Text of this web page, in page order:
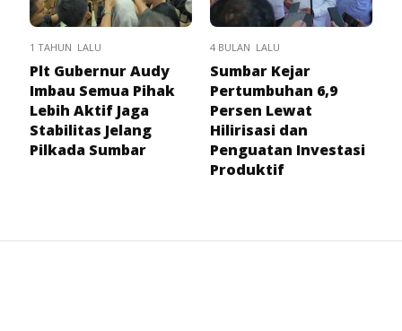
1 TAHUN LALU
Plt Gubernur Audy
Imbau Semua Pihak
Lebih Aktif Jaga
Stabilitas Jelang
Pilkada Sumbar
4 BULAN LALU
Sumbar Kejar
Pertumbuhan 6,9
Persen Lewat
Hilirisasi dan
Penguatan Investasi
Produktif